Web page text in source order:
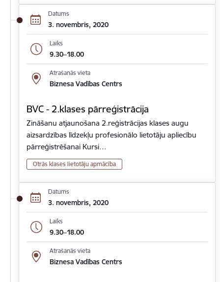
Datums
3. novembris, 2020
Laiks
9.30–18.00
Atrašanās vieta
Biznesa Vadības Centrs
BVC - 2.klases pārreģistrācija
Zināšanu atjaunošana 2.reģistrācijas klases augu
aizsardzības līdzekļu profesionālo lietotāju apliecību
pārreģistrēšanai Kursi…
Otrās klases lietotāju apmācība
Datums
3. novembris, 2020
Laiks
9.30–18.00
Atrašanās vieta
Biznesa Vadības Centrs